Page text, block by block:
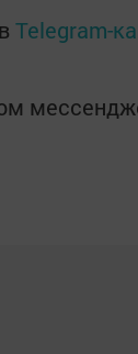
Telegram-